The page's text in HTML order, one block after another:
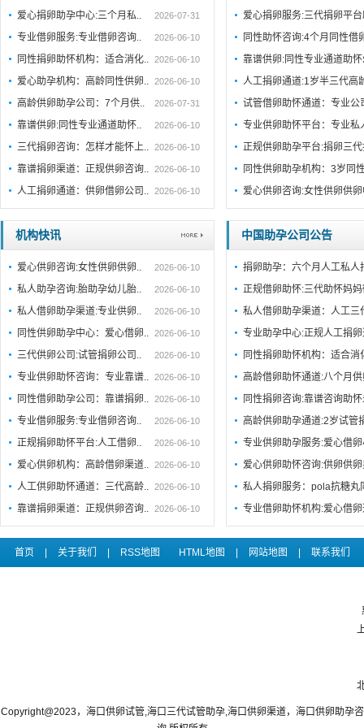
爱心捐卵助孕中心:三个月私.. 2026-07-31
专业借卵服务:专业借卵咨询.. 2026-06-10
同性捐卵助怀机构：适合消化.. 2026-06-10
爱心助孕机构：高龄同性供卵.. 2026-06-10
高龄供卵助孕公司：7个月供.. 2026-07-31
靠谱供卵:同性专业通道助怀.. 2026-06-10
三代捐卵咨询：怎样才能怀上.. 2026-06-10
靠谱捐卵渠道：正规供卵咨询.. 2026-06-10
人工捐卵通道：供卵借卵公司.. 2026-06-10
爱心捐卵服务:三代捐卵平
同性助怀咨询:4个月同性借
靠谱供卵:同性专业通道助
人工捐卵通道:1岁半三代高
试管借卵助怀通道：专业公
专业供卵助怀平台：专业
正规供卵助孕平台:捐卵三
同性供卵助孕机构：3岁同
爱心供卵咨询:女性供卵供
机构快讯
爱心供卵咨询:女性供卵供卵.. 2026-06-10
私人助孕咨询:胎助孕幼儿胎.. 2026-06-10
私人借卵助孕渠道:专业供卵.. 2026-06-10
同性供卵助孕中心：爱心借卵.. 2026-06-10
三代供卵公司:试管捐卵公司.. 2026-06-10
专业供卵助怀咨询：专业靠谱.. 2026-06-10
同性借卵助孕公司：靠谱捐卵.. 2026-06-10
专业借卵服务:专业借卵咨询.. 2026-06-10
正规捐卵助怀平台:人工借卵.. 2026-06-10
爱心供卵机构：高龄借卵渠道.. 2026-06-10
人工供卵助怀通道：三代高龄.. 2026-06-10
靠谱捐卵渠道：正规供卵咨询.. 2026-06-10
中国助孕公司公告
捐卵助孕：六个月人工私
正规借卵助怀:三代助怀妈
私人借卵助孕渠道：人工
专业助孕中心:正规人工捐
同性捐卵助怀机构：适合
高龄借卵助怀通道:八个月
同性捐卵咨询:靠谱咨询助
高龄供卵助孕通道:2岁试管
专业供卵助孕服务:爱心借
爱心供卵助怀咨询:供卵供
私人捐卵服务：pola抗糖丸
专业借卵助怀机构:爱心借
首页 关于我们 RSS地图 HTML地图 网站地图 联系我们
Copyright@2023，海口供卵试管,海口三代试管助孕,海口供卵渠道，海口供卵助孕咨